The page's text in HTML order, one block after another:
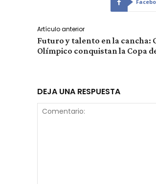
Artículo anterior
Futuro y talento en la cancha:
Olímpico conquistan la Copa
DEJA UNA RESPUESTA